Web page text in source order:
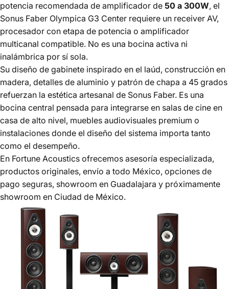
potencia recomendada de amplificador de 50 a 300W, el
Sonus Faber Olympica G3 Center requiere un receiver AV,
procesador con etapa de potencia o amplificador
multicanal compatible. No es una bocina activa ni
inalámbrica por sí sola.
Su diseño de gabinete inspirado en el laúd, construcción en
madera, detalles de aluminio y patrón de chapa a 45 grados
refuerzan la estética artesanal de Sonus Faber. Es una
bocina central pensada para integrarse en salas de cine en
casa de alto nivel, muebles audiovisuales premium o
instalaciones donde el diseño del sistema importa tanto
como el desempeño.
En Fortune Acoustics ofrecemos asesoría especializada,
productos originales, envío a todo México, opciones de
pago seguras, showroom en Guadalajara y próximamente
showroom en Ciudad de México.